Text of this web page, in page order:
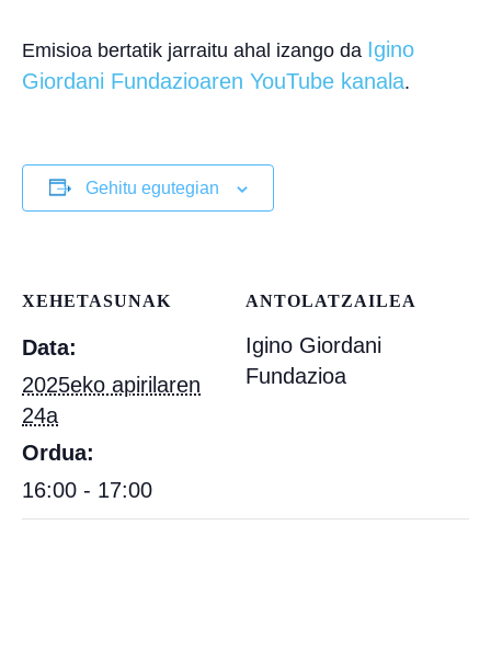
Emisioa bertatik jarraitu ahal izango da Igino
Giordani Fundazioaren YouTube kanala.
Gehitu egutegian
XEHETASUNAK
Data:
2025eko apirilaren
24a
Ordua:
16:00 - 17:00
ANTOLATZAILEA
Igino Giordani
Fundazioa